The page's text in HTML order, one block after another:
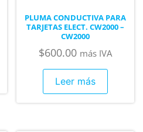
PLUMA CONDUCTIVA PARA
TARJETAS ELECT. CW2000 –
CW2000
$600.00 más IVA
Leer más